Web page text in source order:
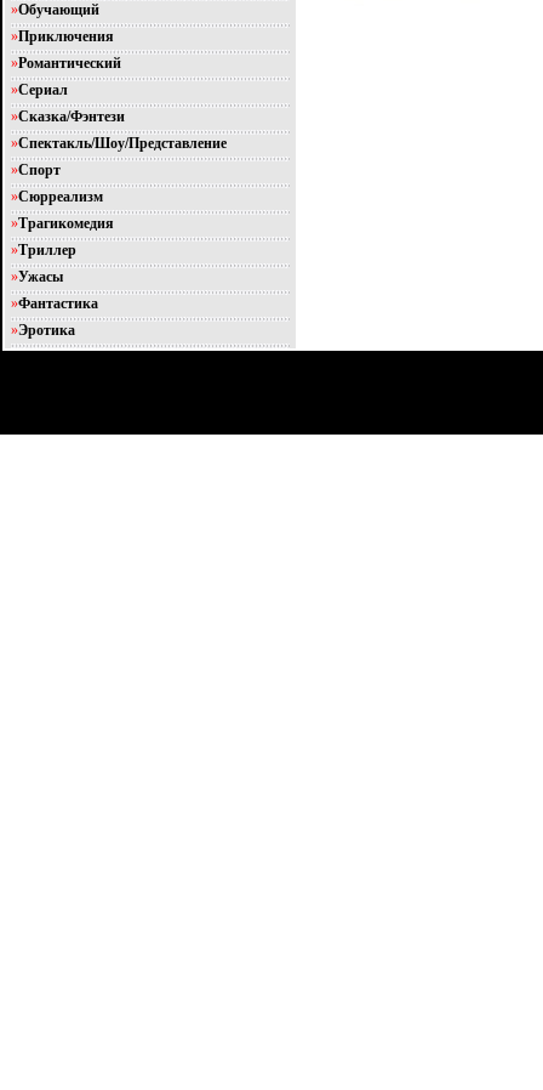
»Обучающий
»Приключения
»Романтический
»Сериал
»Сказка/Фэнтези
»Спектакль/Шоу/Представление
»Спорт
»Сюрреализм
»Трагикомедия
»Триллер
»Ужасы
»Фантастика
»Эротика